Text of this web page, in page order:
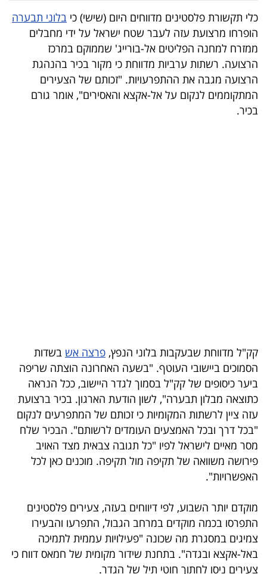
עסקי
ספורט
קריירה
ולימודים
מינויים
הכלכלי
פודקאסט
40
UNDER
40
פעולה
כלי תקשורת פלסטינים מדווחים היום (שישי) כי בלוני תבערה
הופרחו מרצועת עזה לעבר שטח ישראל על ידי מחבלים
ממזרח למחנה הפליטים אל-בורייג' שממוקם במרכז
הרצועה. רשתות ערביות מדווחת כי מקור בכיר בהנהגת
הרצועה מגבה את ההתפרעויות. "זכותם של הצעירים
המתקוממים לנקום על אל-אקצא והאסירים", אומר גורם
בכיר.
​קק"ל מדווחת שבעקבות בלוני הנפץ, פרצה אש בשדות
הסמוכים ביישובי העוטף. "בשעה האחרונה הוצתה שריפה
ביער כיסופים של קק"ל בסמוך לגדר היישוב, ככל הנראה
כתוצאה מבלון תבערה", לשון הודעת הארגון. בכיר ברצועת
עזה ציין לרשתות המקומיות כי זכותם של המתפרעים לנקום
"בכל דרך ובכל האמצעים העומדים לרשותם". הבכיר שלח
מסר מאיים לישראל לפיו "כל תגובה צבאית מצד האויב
פירושה משוואה של תקיפה מול תקיפה. מוכנים כאן לכל
האפשרויות".
מוקדם יותר השבוע, לפי דיווחים בעזה, צעירים פלסטינים
התפרסו בכמה מוקדים במרחב הגבול, התפרעו והבעירו
צמיגים במסגרת מה שכונה "פעילויות עממית לתמיכה
באל-אקצא ובגדה". בתחנת שידור מקומית של חמאס דווח כי
צעירים ניסו לחתוך חוטי תיל של הגדר.